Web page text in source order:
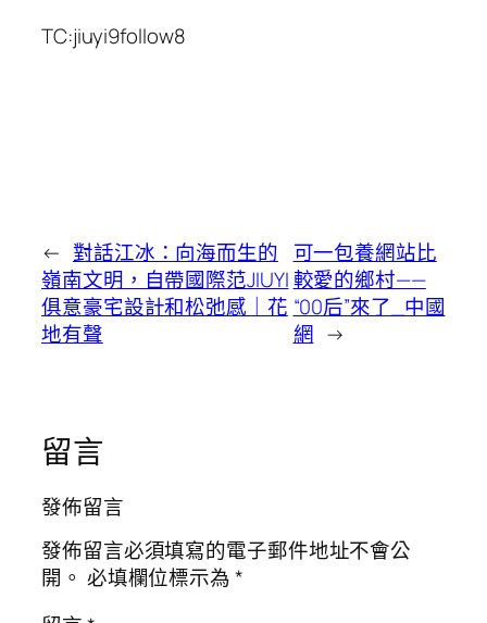
TC:jiuyi9follow8
← 對話江冰：向海而生的
嶺南文明，自帶國際范JIUYI
俱意豪宅設計和松弛感｜花
地有聲
可一包養網站比
較愛的鄉村——
“00后”來了_中國
網 →
留言
發佈留言
發佈留言必須填寫的電子郵件地址不會公
開。 必填欄位標示為*